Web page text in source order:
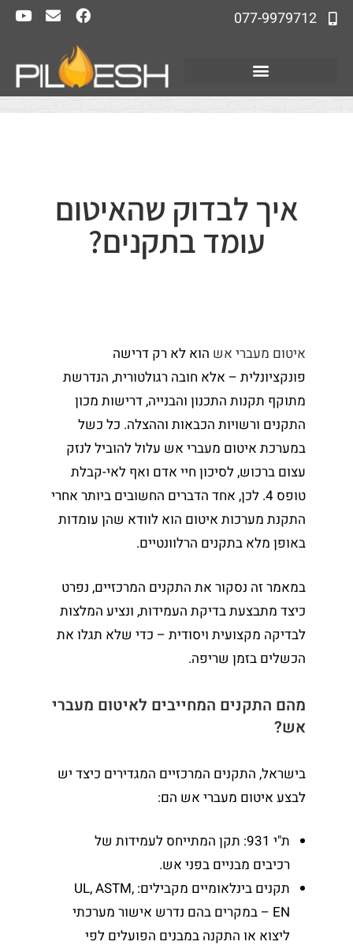
077-9979712
איך לבדוק שהאיטום
עומד בתקנים?
איטום מעברי אש הוא לא רק דרישה
פונקציונלית – אלא חובה רגולטורית, הנדרשת
מתוקף תקנות התכנון והבנייה, דרישות מכון
התקנים ורשויות הכבאות וההצלה. כל כשל
במערכת איטום מעברי אש עלול להוביל לנזק
עצום ברכוש, לסיכון חיי אדם ואף לאי-קבלת
טופס 4. לכן, אחד הדברים החשובים ביותר אחרי
התקנת מערכות איטום הוא לוודא שהן עומדות
באופן מלא בתקנים הרלוונטיים.
במאמר זה נסקור את התקנים המרכזיים, נפרט
כיצד מתבצעת בדיקת העמידות, ונציע המלצות
לבדיקה מקצועית ויסודית – כדי שלא תגלו את
הכשלים בזמן שריפה.
מהם התקנים המחייבים לאיטום מעברי
אש?
בישראל, התקנים המרכזיים המגדירים כיצד יש
לבצע איטום מעברי אש הם:
ת"י 931: תקן המתייחס לעמידות של
רכיבים מבניים בפני אש.
תקנים בינלאומיים מקבילים: UL, ASTM,
EN – במקרים בהם נדרש אישור מערכתי
ליצוא או התקנה במבנים הפועלים לפי